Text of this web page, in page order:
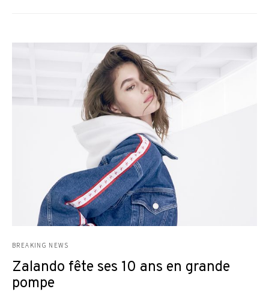
BREAKING NEWS
Zalando fête ses 10 ans en grande
pompe